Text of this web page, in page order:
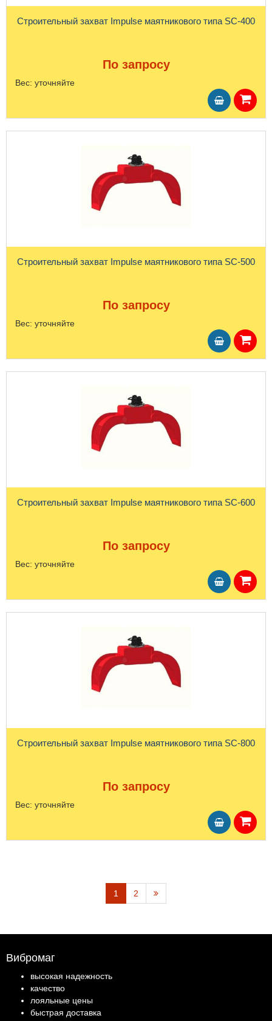
Строительный захват Impulse маятникового типа SC-400
По запросу
Вес: уточняйте
Строительный захват Impulse маятникового типа SC-500
По запросу
Вес: уточняйте
Строительный захват Impulse маятникового типа SC-600
По запросу
Вес: уточняйте
Строительный захват Impulse маятникового типа SC-800
По запросу
Вес: уточняйте
1 2
Вибромаг
высокая надежность
качество
лояльные цены
быстрая доставка